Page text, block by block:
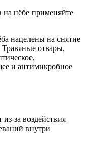
на нёбе применяйте
нацелены на снятие
отвары,
и антимикробное
за воздействия
внутри